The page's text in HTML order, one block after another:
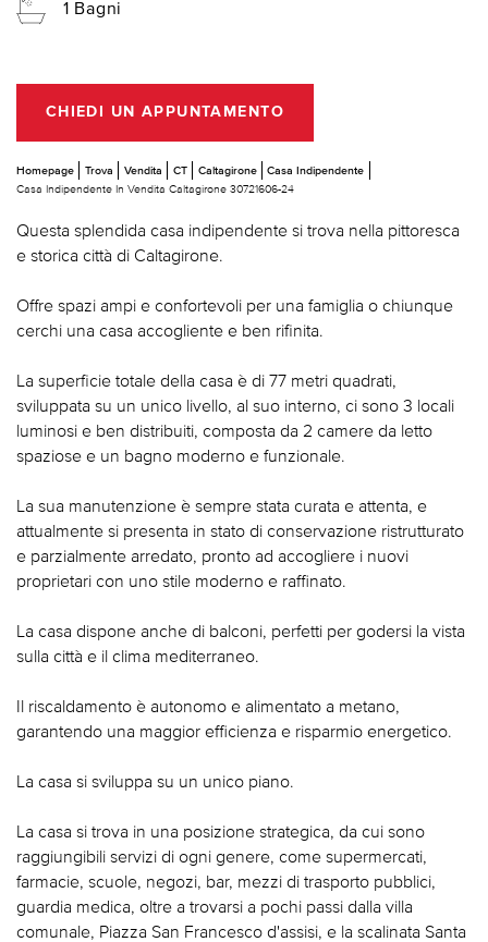
1 Bagni
CHIEDI UN APPUNTAMENTO
Homepage Trova Vendita CT Caltagirone
Casa Indipendente
Casa Indipendente In Vendita Caltagirone 30721606-24
Questa splendida casa indipendente si trova nella pittoresca
e storica città di Caltagirone.
Offre spazi ampi e confortevoli per una famiglia o chiunque
cerchi una casa accogliente e ben rifinita.
La superficie totale della casa è di 77 metri quadrati,
sviluppata su un unico livello, al suo interno, ci sono 3 locali
luminosi e ben distribuiti, composta da 2 camere da letto
spaziose e un bagno moderno e funzionale.
La sua manutenzione è sempre stata curata e attenta, e
attualmente si presenta in stato di conservazione ristrutturato
e parzialmente arredato, pronto ad accogliere i nuovi
proprietari con uno stile moderno e raffinato.
La casa dispone anche di balconi, perfetti per godersi la vista
sulla città e il clima mediterraneo.
Il riscaldamento è autonomo e alimentato a metano,
garantendo una maggior efficienza e risparmio energetico.
La casa si sviluppa su un unico piano.
La casa si trova in una posizione strategica, da cui sono
raggiungibili servizi di ogni genere, come supermercati,
farmacie, scuole, negozi, bar, mezzi di trasporto pubblici,
guardia medica, oltre a trovarsi a pochi passi dalla villa
comunale, Piazza San Francesco d'assisi, e la scalinata Santa